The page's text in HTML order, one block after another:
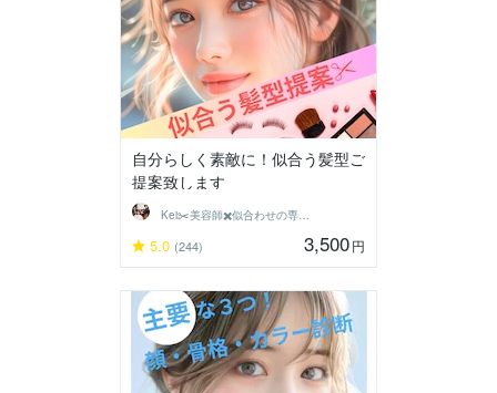
自分らしく素敵に！似合う髪型ご
提案致します
Kei✂️美容師✖️似合わせの専門家
5.0 (244) 3,500円